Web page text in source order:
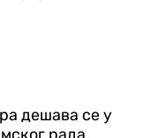
дешава се у